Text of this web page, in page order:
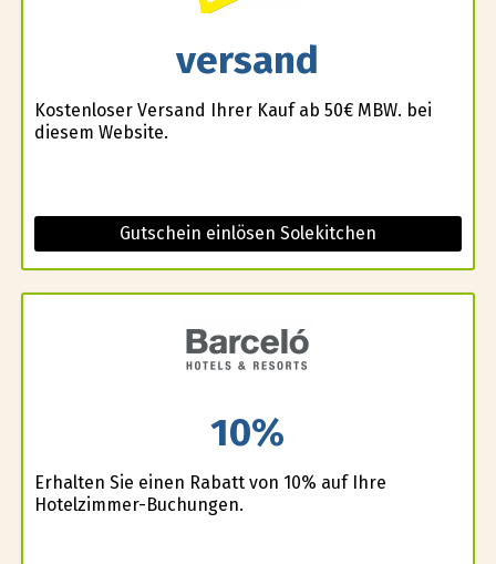
versand
Kostenloser Versand Ihrer Kauf ab 50€ MBW. bei
diesem Website.
Gutschein einlösen Solekitchen
10%
Erhalten Sie einen Rabatt von 10% auf Ihre
Hotelzimmer-Buchungen.